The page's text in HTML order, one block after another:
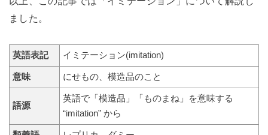
ました。
英語表記 イミテーション(imitation)
意味 にせもの、模造品のこと
語源
英語で「模造品」「ものまね」を意味する
“imitation” から